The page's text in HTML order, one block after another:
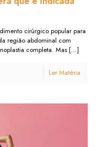
cirúrgico popular para
região abdominal com
completa. Mas […]
Ler Matéria